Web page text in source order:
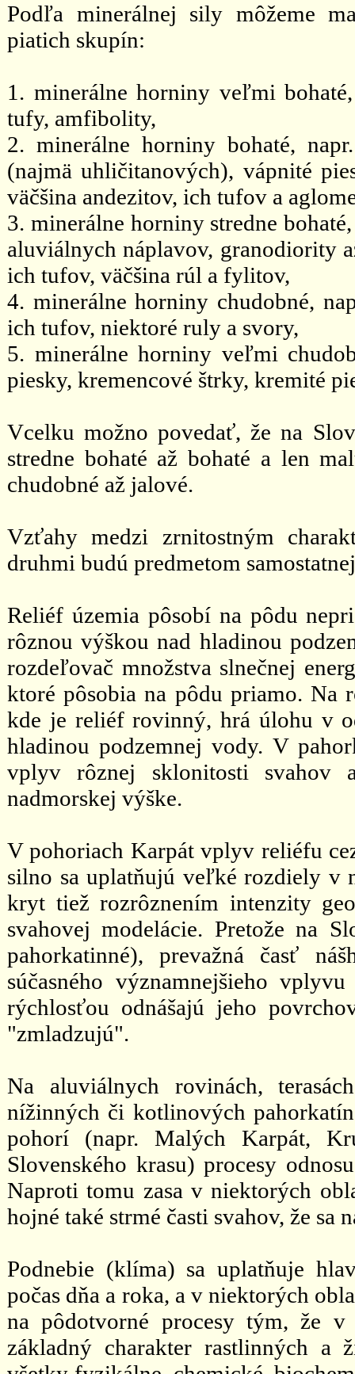
Podľa minerálnej sily môžeme
piatich skupín:
1. minerálne horniny veľmi
tufy, amfibolity,
2. minerálne horniny bohaté,
(najmä uhličitanových), vápnité
väčšina andezitov, ich tufov a
3. minerálne horniny stredne
aluviálnych náplavov, granodiority
ich tufov, väčšina rúl a fylitov,
4. minerálne horniny chudobné,
ich tufov, niektoré ruly a svory,
5. minerálne horniny veľmi
piesky, kremencové štrky, kremité
Vcelku možno povedať, že na
stredne bohaté až bohaté a len
chudobné až jalové.
Vzťahy medzi zrnitostným
druhmi budú predmetom
Reliéf územia pôsobí na pôdu
rôznou výškou nad hladinou
rozdeľovač množstva slnečnej
ktoré pôsobia na pôdu priamo. Na
kde je reliéf rovinný, hrá úlohu v
hladinou podzemnej vody. V
vplyv rôznej sklonitosti svahov
nadmorskej výške.
V pohoriach Karpát vplyv reliéfu
silno sa uplatňujú veľké rozdiely v
kryt tiež rozrôznením intenzity
svahovej modelácie. Pretože na
pahorkatinné), prevažná časť
súčasného významnejšieho
rýchlosťou odnášajú jeho
"zmladzujú".
Na aluviálnych rovinách,
nížinných či kotlinových
pohorí (napr. Malých Karpát,
Slovenského krasu) procesy
Naproti tomu zasa v niektorých
hojné také strmé časti svahov, že
Podnebie (klíma) sa uplatňuje
počas dňa a roka, a v niektorých
na pôdotvorné procesy tým, že
základný charakter rastlinných a